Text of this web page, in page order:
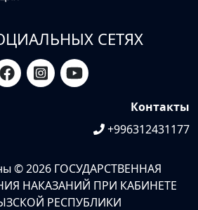
СЕТЯХ
Контакты
+996312431177
© 2026 ГОСУДАРСТВЕННАЯ
НАКАЗАНИЙ ПРИ КАБИНЕТЕ
РЕСПУБЛИКИ